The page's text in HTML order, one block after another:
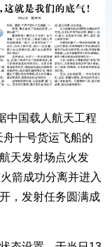
中国载人航天工程
十号货运飞船的
天发射场点火发
箭成功分离并进入
，发射任务圆满成